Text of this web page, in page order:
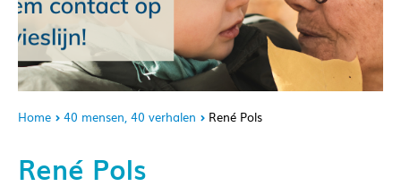
Home 40 mensen, 40 verhalen René Pols
René Pols